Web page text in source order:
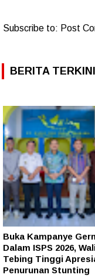
Subscribe to: Post
BERITA TERKINI
Buka Kampanye
Dalam ISPS 2026,
Tebing Tinggi
Penurunan Stunting